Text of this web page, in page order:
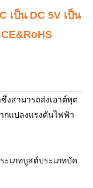
เป็น DC 5V เป็น
งสามารถส่งเอาต์พุต
กแปลงแรงดันไฟฟ้า
ะเภทบูสต์ประเภทบัค